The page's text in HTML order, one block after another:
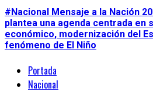
#Nacional Mensaje a la Nación
plantea una agenda centrada en
económico, modernización del
fenómeno de El Niño
Portada
Nacional